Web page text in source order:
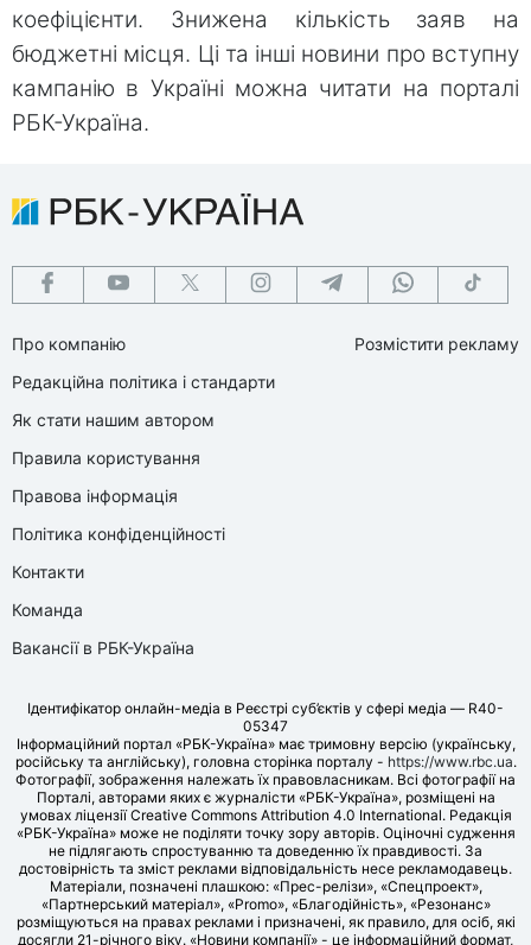
коефіцієнти. Знижена кількість заяв на
бюджетні місця. Ці та інші новини про вступну
кампанію в Україні можна читати на порталі
РБК-Україна.
Про компанію
Редакційна політика і стандарти
Як стати нашим автором
Правила користування
Правова інформація
Політика конфіденційності
Контакти
Команда
Вакансії в РБК-Україна
Розмістити рекламу
Ідентифікатор онлайн-медіа в Реєстрі суб’єктів у сфері медіа — R40-
05347
Інформаційний портал «РБК-Україна» має тримовну версію (українську,
російську та англійську), головна сторінка порталу - https://www.rbc.ua.
Фотографії, зображення належать їх правовласникам. Всі фотографії на
Порталі, авторами яких є журналісти «РБК-Україна», розміщені на
умовах ліцензії Creative Commons Attribution 4.0 International. Редакція
«РБК-Україна» може не поділяти точку зору авторів. Оціночні судження
не підлягають спростуванню та доведенню їх правдивості. За
достовірність та зміст реклами відповідальність несе рекламодавець.
Матеріали, позначені плашкою: «Прес-релізи», «Спецпроект»,
«Партнерський матеріал», «Promo», «Благодійність», «Резонанс»
розміщуються на правах реклами і призначені, як правило, для осіб, які
досягли 21-річного віку. «Новини компанії» - це інформаційний формат,